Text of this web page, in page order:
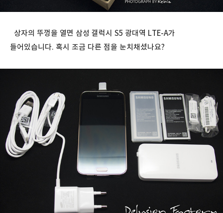
상자의 뚜껑을 열면 삼성 갤럭시 S5 광대역 LTE-A가
들어있습니다. 혹시 조금 다른 점을 눈치채셨나요?